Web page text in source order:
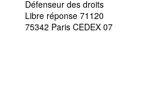
Défenseur des droits
Libre réponse 71120
75342 Paris CEDEX 07